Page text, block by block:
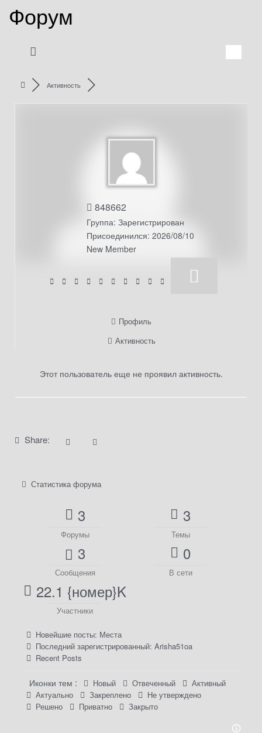
Форум
Активность
848662
Группа: Зарегистрирован
Присоединился: 2026/08/10
New Member
Профиль
Активность
Этот пользователь еще не проявил активность.
Share:
Статистика форума
3
Форумы
3
Темы
3
Сообщения
0
В сети
22.1 {номер}K
Участники
Новейшие посты: Места
Последний зарегистрированный: Arisha51oa
Recent Posts
Иконки тем : Новый Отвеченный
Активный
Актуально
Закреплено
Не утверждено
Решено
Приватно Закрыто